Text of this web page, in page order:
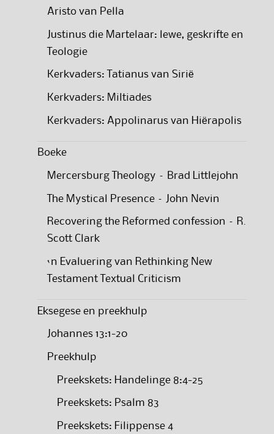
Aristo van Pella
Justinus die Martelaar: lewe, geskrifte en
Teologie
Kerkvaders: Tatianus van Sirië
Kerkvaders: Miltiades
Kerkvaders: Appolinarus van Hiërapolis
Boeke
Mercersburg Theology – Brad Littlejohn
The Mystical Presence – John Nevin
Recovering the Reformed confession – R.
Scott Clark
‘n Evaluering van Rethinking New
Testament Textual Criticism
Eksegese en preekhulp
Johannes 13:1-20
Preekhulp
Preekskets: Handelinge 8:4-25
Preekskets: Psalm 83
Preekskets: Filippense 4